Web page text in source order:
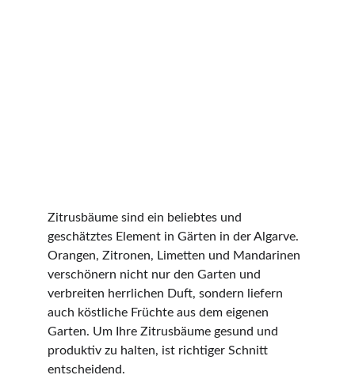
Zitrusbäume sind ein beliebtes und
geschätztes Element in Gärten in der Algarve.
Orangen, Zitronen, Limetten und Mandarinen
verschönern nicht nur den Garten und
verbreiten herrlichen Duft, sondern liefern
auch köstliche Früchte aus dem eigenen
Garten. Um Ihre Zitrusbäume gesund und
produktiv zu halten, ist richtiger Schnitt
entscheidend.